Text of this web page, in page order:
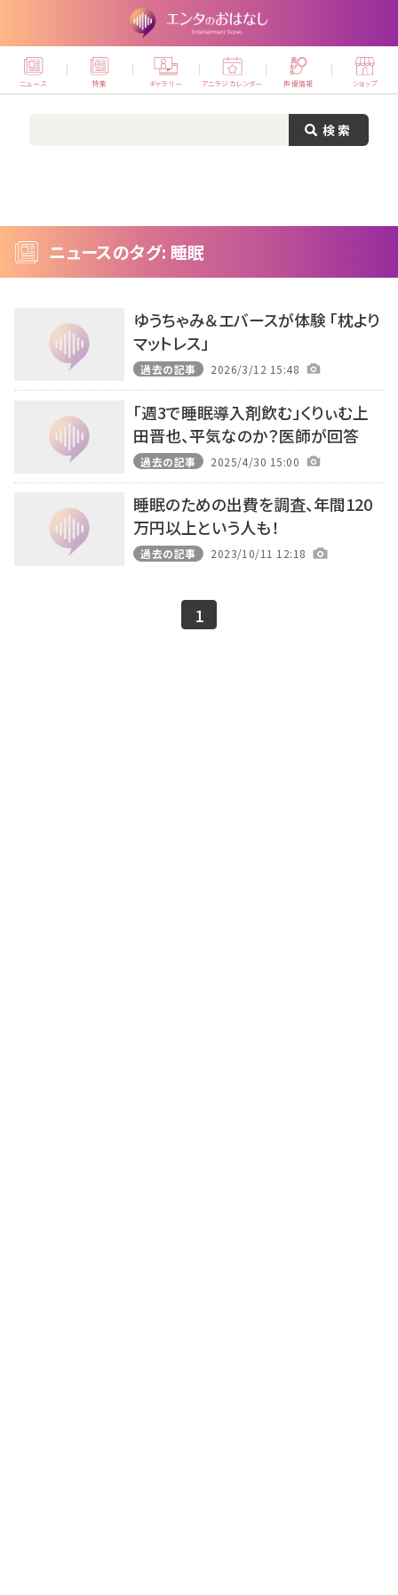
ニュース 特集 ギャラリー アニラジカレンダー 声優情報 ショップ
ニュースのタグ: 睡眠
ゆうちゃみ＆エバースが体験 「枕より
マットレス」
過去の記事 2026/3/12 15:48
「週3で睡眠導入剤飲む」くりぃむ上
田晋也、平気なのか？医師が回答
過去の記事 2025/4/30 15:00
睡眠のための出費を調査、年間120
万円以上という人も！
過去の記事 2023/10/11 12:18
1